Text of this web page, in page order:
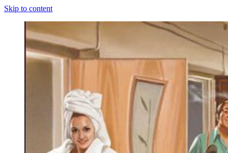
Skip to content